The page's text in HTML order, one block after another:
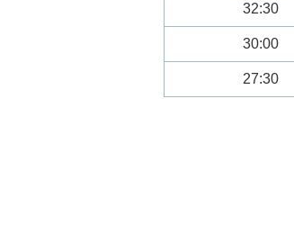
32:30
30:00
27:30